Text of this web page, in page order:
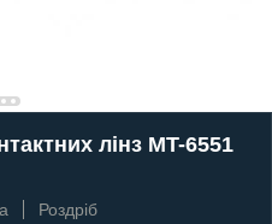
лінз MT-6551
Роздріб